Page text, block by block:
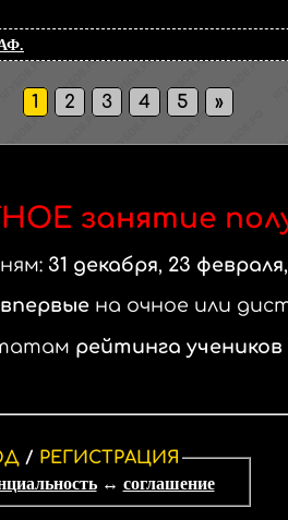
1 2 3 4 5 »
занятие
31 декабря, 23 февраля,
впервые на очное или
рейтинга учеников
/ РЕГИСТРАЦИЯ
↔ соглашение